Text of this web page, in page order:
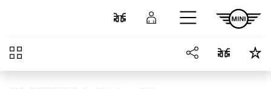
Przejdź do głównej treści
Porównaj Zaloguj się
Przegląd